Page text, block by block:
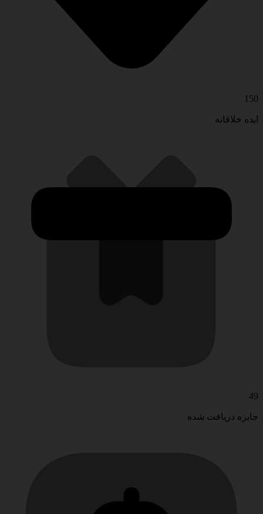
150
ایده خلاقانه
49
جایزه دریافت شده